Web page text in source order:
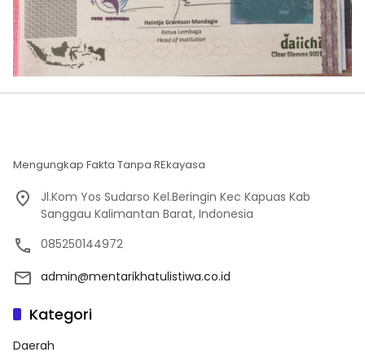
Mengungkap Fakta Tanpa REkayasa
Jl.Kom Yos Sudarso Kel.Beringin Kec Kapuas Kab
Sanggau Kalimantan Barat, Indonesia
085250144972
admin@mentarikhatulistiwa.co.id
Kategori
Daerah